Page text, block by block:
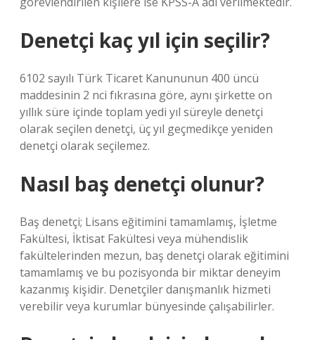
Denetçi kaç yıl için seçilir?
6102 sayılı Türk Ticaret Kanununun 400 üncü
maddesinin 2 nci fıkrasına göre, aynı şirkette on
yıllık süre içinde toplam yedi yıl süreyle denetçi
olarak seçilen denetçi, üç yıl geçmedikçe yeniden
denetçi olarak seçilemez.
Nasıl baş denetçi olunur?
Baş denetçi; Lisans eğitimini tamamlamış, İşletme
Fakültesi, İktisat Fakültesi veya mühendislik
fakültelerinden mezun, baş denetçi olarak eğitimini
tamamlamış ve bu pozisyonda bir miktar deneyim
kazanmış kişidir. Denetçiler danışmanlık hizmeti
verebilir veya kurumlar bünyesinde çalışabilirler.